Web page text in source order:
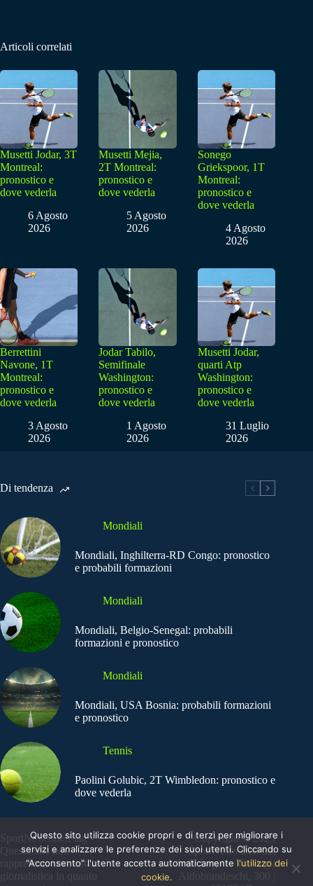
Articoli correlati
Musetti Jodar, 3T
Montreal:
pronostico e
dove vederla
6 Agosto
2026
Musetti Mejia,
2T Montreal:
pronostico e
dove vederla
5 Agosto
2026
Sonego
Griekspoor, 1T
Montreal:
pronostico e
dove vederla
4 Agosto
2026
Berrettini
Navone, 1T
Montreal:
pronostico e
dove vederla
3 Agosto
2026
Jodar Tabilo,
Semifinale
Washington:
pronostico e
dove vederla
1 Agosto
2026
Musetti Jodar,
quarti Atp
Washington:
pronostico e
dove vederla
31 Luglio
2026
Di tendenza
Mondiali
Mondiali, Inghilterra-RD Congo: pronostico
e probabili formazioni
Mondiali
Mondiali, Belgio-Senegal: probabili
formazioni e pronostico
Mondiali
Mondiali, USA Bosnia: probabili formazioni
e pronostico
Tennis
Paolini Golubic, 2T Wimbledon: pronostico e
dove vederla
SportNews.BetFlag -
Questo sito non
rappresenta una testata
giornalistica in quanto
Copyright © 2025
SportNews BetFlag
Sede Legale: Via degli
Aldobrandeschi, 300 |
Questo sito utilizza cookie propri e di terzi per migliorare i
servizi e analizzare le preferenze dei suoi utenti. Cliccando su
"Acconsento" l'utente accetta automaticamente l'utilizzo dei
cookie.